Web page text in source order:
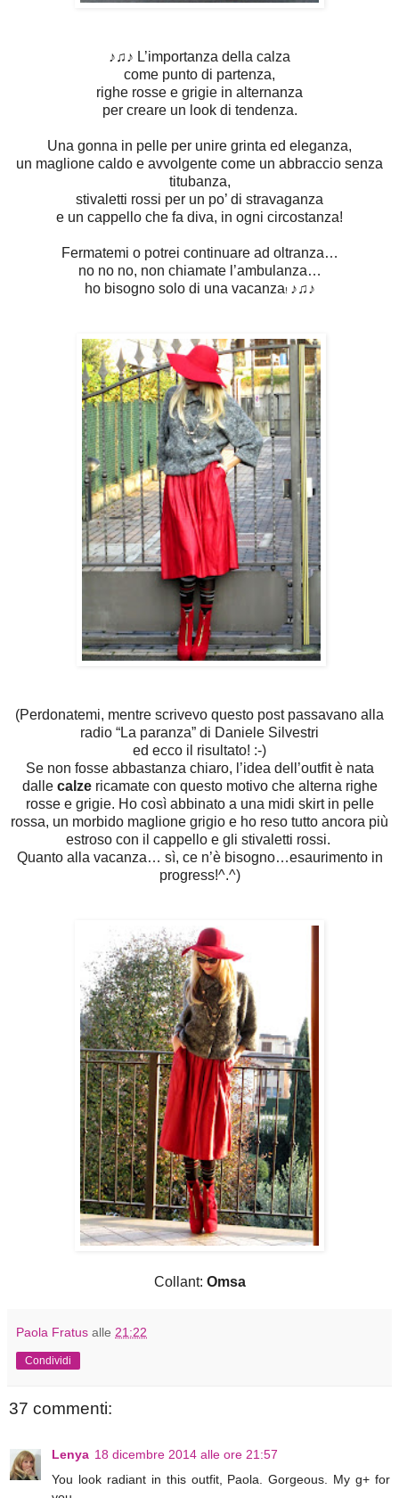
♪♫♪ L’importanza della calza
come punto di partenza,
righe rosse e grigie in alternanza
per creare un look di tendenza.
Una gonna in pelle per unire grinta ed eleganza,
un maglione caldo e avvolgente come un abbraccio senza
titubanza,
stivaletti rossi per un po’ di stravaganza
e un cappello che fa diva, in ogni circostanza!
Fermatemi o potrei continuare ad oltranza…
no no no, non chiamate l’ambulanza…
ho bisogno solo di una vacanza! ♪♫♪
(Perdonatemi, mentre scrivevo questo post passavano alla
radio “La paranza” di Daniele Silvestri
ed ecco il risultato! :-)
Se non fosse abbastanza chiaro, l’idea dell’outfit è nata
dalle calzericamate con questo motivo che alterna righe
rosse e grigie. Ho così abbinato a una midi skirt in pelle
rossa, un morbido maglione grigio e ho reso tutto ancora più
estroso con il cappello e gli stivaletti rossi.
Quanto alla vacanza… sì, ce n’è bisogno…esaurimento in
progress!^.^)
Collant: Omsa
Paola Fratus alle 21:22
Condividi
37 commenti:
Lenya 18 dicembre 2014 alle ore 21:57
You look radiant in this outfit, Paola. Gorgeous. My g+ for